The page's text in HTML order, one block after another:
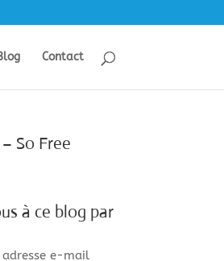
Contact
So Free
à ce blog par
adresse e-mail